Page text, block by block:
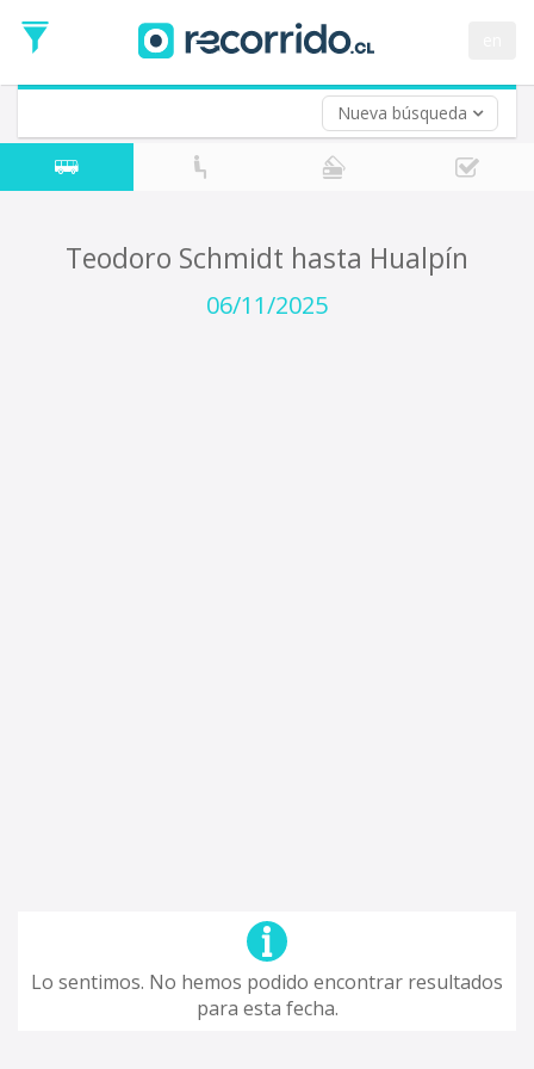
Nueva búsqueda
de
Ida
Vuelta (opcional)
Fecha
de
Teodoro Schmidt hasta Hualpín
06/11/2025
Lo sentimos. No hemos podido encontrar resultados
para esta fecha.